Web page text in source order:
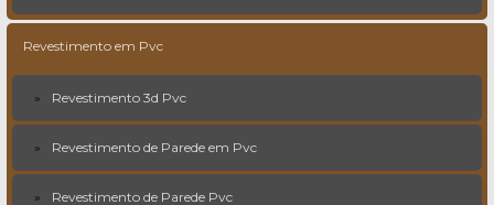
Revestimento em Pvc
Revestimento 3d Pvc
Revestimento de Parede em Pvc
Revestimento de Parede Pvc